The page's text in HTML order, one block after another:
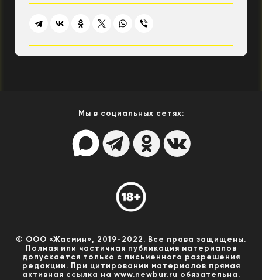
Мы в социальных сетях:
© ООО «Жасмин», 2019-2022. Все права защищены.
Полная или частичная публикация материалов
допускается только с письменного разрешения
редакции. При цитировании материалов прямая
активная ссылка на www.newbur.ru обязательна.